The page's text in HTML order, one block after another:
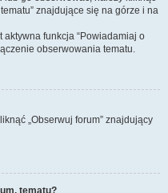
znajdujące się na górze i na
funkcja “Powiadamiaj o
obserwowania tematu.
„Obserwuj forum” znajdujący
tematu?